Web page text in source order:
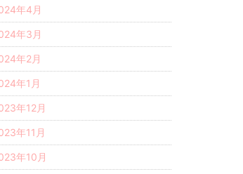
年4月
年3月
年2月
年1月
年12月
年11月
年10月